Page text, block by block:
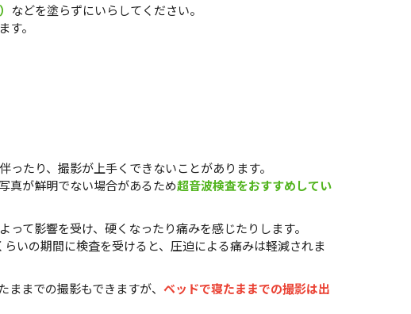
などを塗らずにいらしてください。
す。
たり、撮影が上手くできないことがあります。
真が鮮明でない場合があるため超音波検査をおすすめしてい
て影響を受け、硬くなったり痛みを感じたりします。
いの期間に検査を受けると、圧迫による痛みは軽減されま
までの撮影もできますが、 ベッドで寝たままでの撮影は出